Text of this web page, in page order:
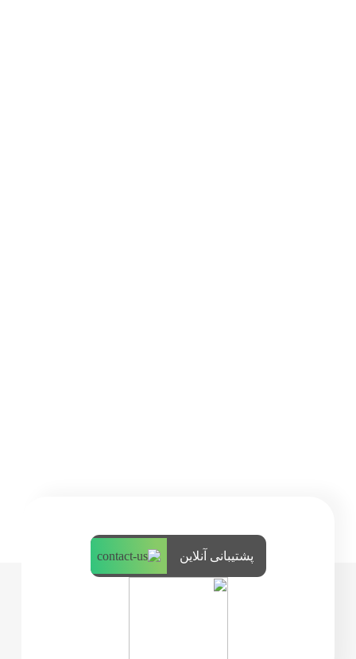
پشتیبانی آنلاین